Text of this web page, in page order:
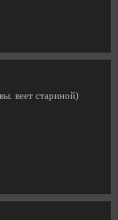
веет стариной)